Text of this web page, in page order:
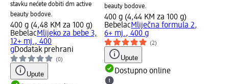
stavku nećete dobiti dm active
beauty bodove.
400 g (4,48 KM za 100 g)
BebelacMlijeko za bebe 3,
12+ mj., 400
gDodatak prehrani
(0)
Upute
beauty bodove.
400 g (4,44 KM za 100 g)
BebelacMliječna formula 2,
6+ mj., 400 g
(2)
Upute
Dostupno online